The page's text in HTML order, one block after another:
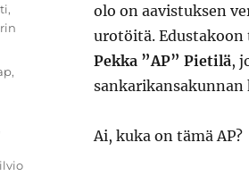
olo on aavistuksen
urotöitä. Edustakoon
Pekka ”AP” Pietilä,
sankarikansakunnan
Ai, kuka on tämä AP?
,
,